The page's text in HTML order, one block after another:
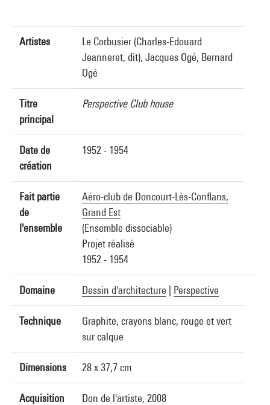
Artistes
Le Corbusier (Charles-Edouard
Jeanneret, dit), Jacques Ogé, Bernard
Ogé
Titre
principal
Perspective Club house
Date de
création
1952 - 1954
Fait partie
de
l'ensemble
Aéro-club de Doncourt-Lès-Conflans,
Grand Est
(Ensemble dissociable)
Projet réalisé
1952 - 1954
Domaine Dessin d'architecture Perspective
Technique
Graphite, crayons blanc, rouge et vert
sur calque
Dimensions 28 x 37,7 cm
Acquisition Don de l'artiste, 2008